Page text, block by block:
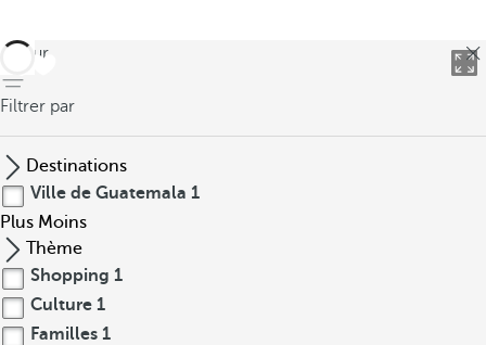
retour
Filtrer par
Destinations
Ville de Guatemala 1
Plus Moins
Thème
Shopping 1
Culture 1
Familles 1